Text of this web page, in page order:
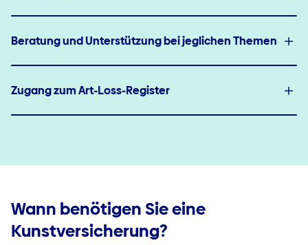
Beratung und Unterstützung bei jeglichen Themen
Zugang zum Art-Loss-Register
Wann benötigen Sie eine
Kunstversicherung?